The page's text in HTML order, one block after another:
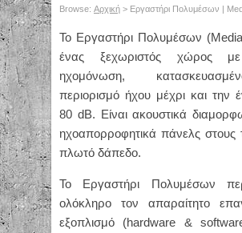
Browse: Αρχική > Εργαστήρι Πολυμέσων |
Το Εργαστήρι Πολυμέσων (Media
ένας ξεχωριστός χώρος με
ηχομόνωση,
περιορισμό ήχου μέχρι και την
80 dB. Είναι ακουστικά
ηχοαπορροφητικά πάνελς στους
πλωτό δάπεδο.
Το Εργαστήρι Πολυμέσων
ολόκληρο τον απαραίτητο
εξοπλισμό (hardware &